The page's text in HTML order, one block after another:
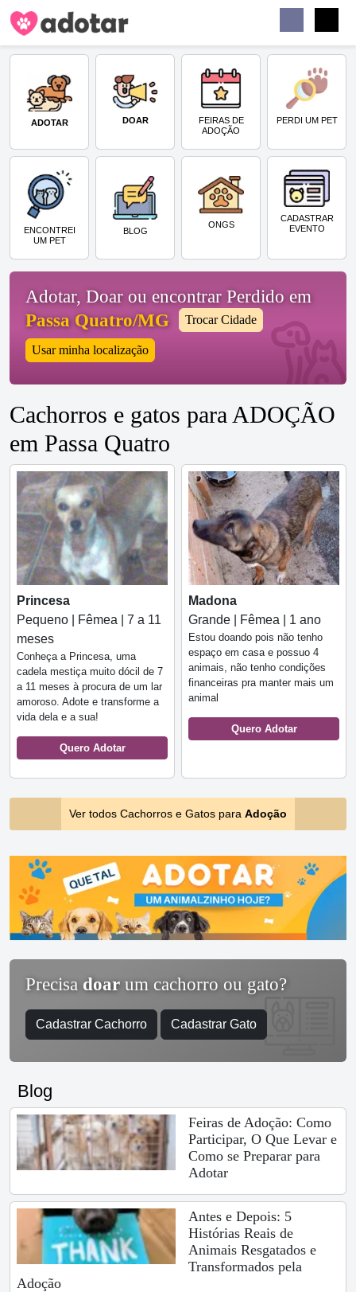
ADOTAR DOAR
FEIRAS DE
ADOÇÃO
PERDI UM PET
ENCONTREI
UM PET
BLOG
ONGS
CADASTRAR
EVENTO
Adotar, Doar ou encontrar Perdido em
Passa Quatro/MG
Trocar Cidade
Usar minha localização
Cachorros e gatos para ADOÇÃO
em Passa Quatro
Princesa
Pequeno | Fêmea | 7 a 11
meses
Conheça a Princesa, uma
cadela mestiça muito dócil de 7
a 11 meses à procura de um lar
amoroso. Adote e transforme a
vida dela e a sua!
Quero Adotar
Madona
Grande | Fêmea | 1 ano
Estou doando pois não tenho
espaço em casa e possuo 4
animais, não tenho condições
financeiras pra manter mais um
animal
Quero Adotar
Ver todos Cachorros e Gatos para Adoção
Precisa doar um cachorro ou gato?
Cadastrar Cachorro Cadastrar Gato
Blog
Feiras de Adoção: Como
Participar, O Que Levar e
Como se Preparar para
Adotar
Antes e Depois: 5
Histórias Reais de
Animais Resgatados e
Transformados pela
Adoção